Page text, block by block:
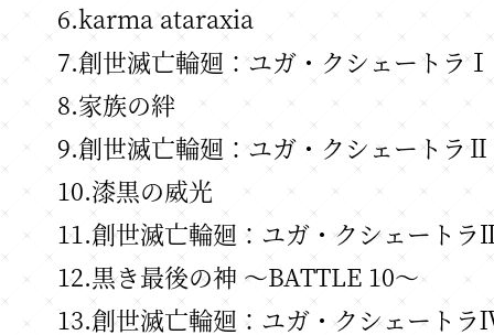
6.karma ataraxia
7.創世滅亡輪廻：ユガ・クシェートラⅠ
8.家族の絆
9.創世滅亡輪廻：ユガ・クシェートラⅡ
10.漆黒の威光
11.創世滅亡輪廻：ユガ・クシェート
12.黒き最後の神 ～BATTLE 10～
13.創世滅亡輪廻：ユガ・クシェート